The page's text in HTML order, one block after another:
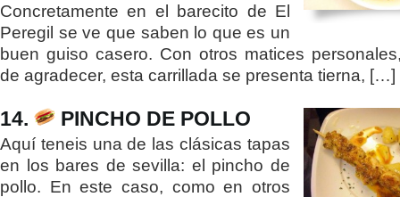
Concretamente en el barecito de El
Peregil se ve que saben lo que es un
buen guiso casero. Con otros matices
de agradecer, esta carrillada se presenta tierna, […]
14. PINCHO DE POLLO
Aquí teneis una de las clásicas tapas
en los bares de sevilla: el pincho de
pollo. En este caso, como en otros